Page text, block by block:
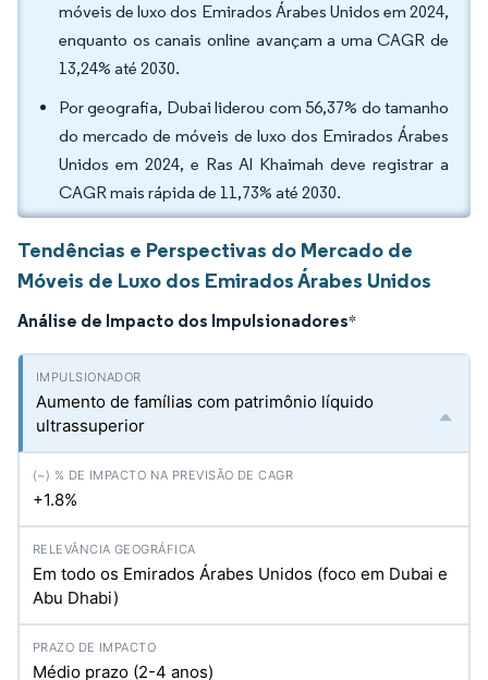
móveis de luxo dos Emirados Árabes Unidos em 2024,
enquanto os canais online avançam a uma CAGR de
13,24% até 2030.
Por geografia, Dubai liderou com 56,37% do tamanho
do mercado de móveis de luxo dos Emirados Árabes
Unidos em 2024, e Ras Al Khaimah deve registrar a
CAGR mais rápida de 11,73% até 2030.
Tendências e Perspectivas do Mercado de
Móveis de Luxo dos Emirados Árabes Unidos
Análise de Impacto dos Impulsionadores*
Aumento de famílias com patrimônio líquido
ultrassuperior
+1.8%
Em todo os Emirados Árabes Unidos (foco em Dubai e
Abu Dhabi)
Médio prazo (2-4 anos)